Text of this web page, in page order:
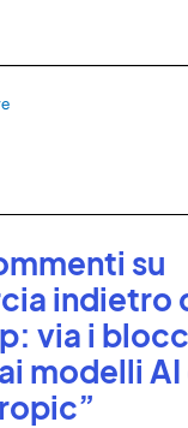
su
indietro
via i
modelli AI